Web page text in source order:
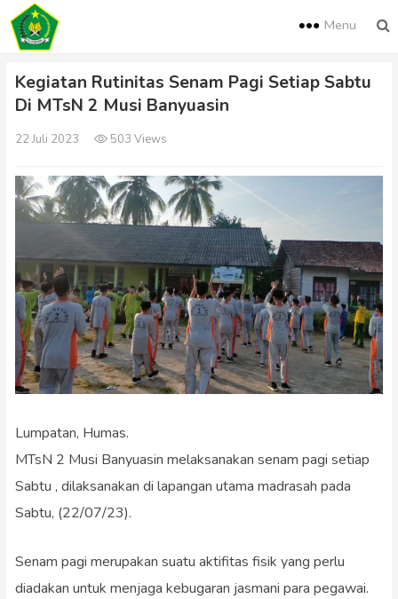
Menu
Kegiatan Rutinitas Senam Pagi Setiap Sabtu
Di MTsN 2 Musi Banyuasin
22 Juli 2023 503 Views
Lumpatan, Humas.
MTsN 2 Musi Banyuasin melaksanakan senam pagi setiap
Sabtu , dilaksanakan di lapangan utama madrasah pada
Sabtu, (22/07/23).
Senam pagi merupakan suatu aktifitas fisik yang perlu
diadakan untuk menjaga kebugaran jasmani para pegawai.